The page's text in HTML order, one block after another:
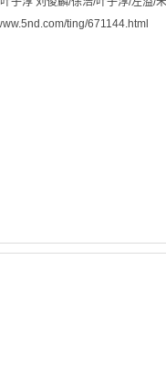
ting/671144.html